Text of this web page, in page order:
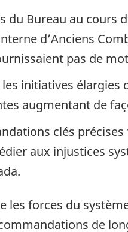
du Bureau au
d’Anciens
pas de
initiatives
augmentant de
clés
aux injustices
les forces du
de